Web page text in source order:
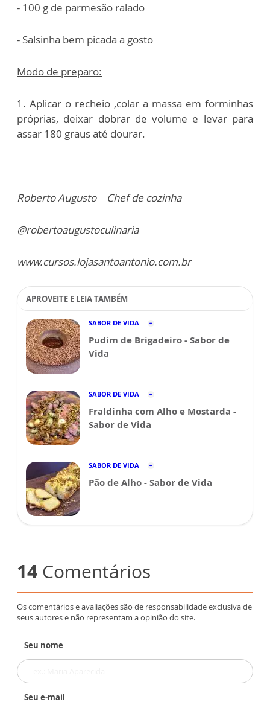
- 100 g de parmesão ralado
- Salsinha bem picada a gosto
Modo de preparo:
1. Aplicar o recheio ,colar a massa em forminhas
próprias, deixar dobrar de volume e levar para
assar 180 graus até dourar.
Roberto Augusto – Chef de cozinha
@robertoaugustoculinaria
www.cursos.lojasantoantonio.com.br
APROVEITE E LEIA TAMBÉM
SABOR DE VIDA
Pudim de Brigadeiro - Sabor de
Vida
SABOR DE VIDA
Fraldinha com Alho e Mostarda -
Sabor de Vida
SABOR DE VIDA
Pão de Alho - Sabor de Vida
14 Comentários
Os comentários e avaliações são de responsabilidade exclusiva de
seus autores e não representam a opinião do site.
Seu nome
Seu e-mail